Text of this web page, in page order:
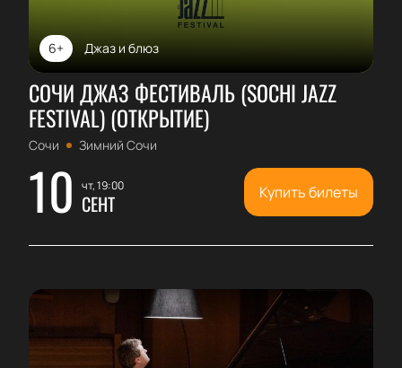
Джаз и блюз
6+
СОЧИ ДЖАЗ ФЕСТИВАЛЬ (SOCHI JAZZ
FESTIVAL) (ОТКРЫТИЕ)
Сочи Зимний Сочи
10 чт, 19:00
СЕНТ Купить билеты